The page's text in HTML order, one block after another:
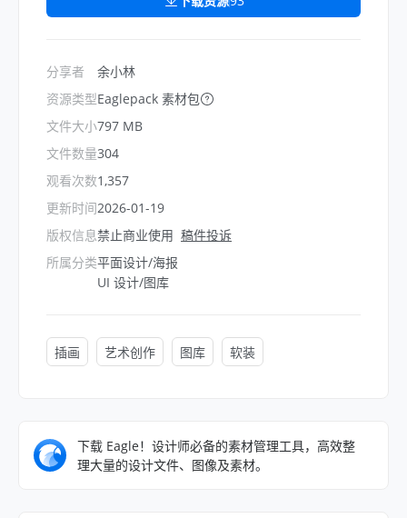
分享者
资源类型
文件大小
文件数量
观看次数
更新时间
版权信息
所属分类
余小林
Eaglepack 素材包
797 MB
304
1,357
2026-01-19
禁止商业使用 稿件投诉
平面设计/海报
UI 设计/图库
插画 艺术创作 图库 软装
下载 Eagle！设计师必备的素材管理工具，高效整
理大量的设计文件、图像及素材。